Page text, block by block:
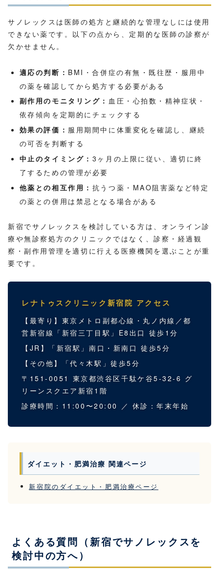
サノレックスは医師の処方と継続的な管理なしには使用
できない薬です。以下の点から、定期的な医師の診察が
欠かせません。
適応の判断： BMI・合併症の有無・既往歴・服用中
の薬を確認してから処方する必要がある
副作用のモニタリング： 血圧・心拍数・精神症状・
依存傾向を定期的にチェックする
効果の評価： 服用期間中に体重変化を確認し、継続
の可否を判断する
中止のタイミング： 3ヶ月の上限に従い、適切に終
了するための管理が必要
他薬との相互作用： 抗うつ薬・MAO阻害薬など特定
の薬との併用は禁忌となる場合がある
新宿でサノレックスを検討している方は、オンライン診
療や無診察処方のクリニックではなく、診察・経過観
察・副作用管理を適切に行える医療機関を選ぶことが重
要です。
レナトゥスクリニック新宿院 アクセス
【最寄り】東京メトロ副都心線・丸ノ内線／都
営新宿線「新宿三丁目駅」E8出口 徒歩1分
【JR】「新宿駅」南口・新南口 徒歩5分
【その他】「代々木駅」徒歩5分
〒151-0051 東京都渋谷区千駄ケ谷5-32-6 グ
リーンスクエア新宿1階
診療時間：11:00〜20:00 ／ 休診：年末年始
ダイエット・肥満治療 関連ページ
新宿院のダイエット・肥満治療ページ
よくある質問（新宿でサノレックスを
検討中の方へ）